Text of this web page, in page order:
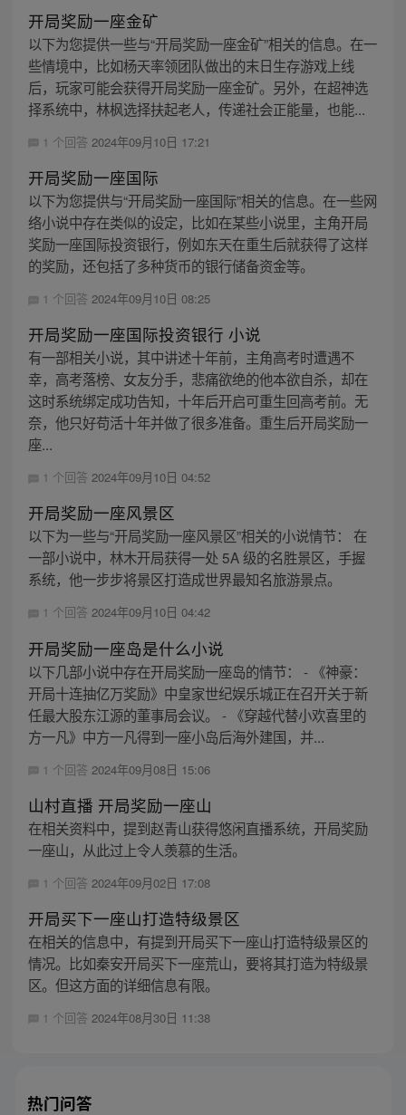
开局奖励一座金矿
以下为您提供一些与“开局奖励一座金矿”相关的信息。在一
些情境中，比如杨天率领团队做出的末日生存游戏上线
后，玩家可能会获得开局奖励一座金矿。另外，在超神选
择系统中，林枫选择扶起老人，传递社会正能量，也能...
1 个回答 2024年09月10日 17:21
开局奖励一座国际
以下为您提供与“开局奖励一座国际”相关的信息。在一些网
络小说中存在类似的设定，比如在某些小说里，主角开局
奖励一座国际投资银行，例如东天在重生后就获得了这样
的奖励，还包括了多种货币的银行储备资金等。
1 个回答 2024年09月10日 08:25
开局奖励一座国际投资银行 小说
有一部相关小说，其中讲述十年前，主角高考时遭遇不
幸，高考落榜、女友分手，悲痛欲绝的他本欲自杀，却在
这时系统绑定成功告知，十年后开启可重生回高考前。无
奈，他只好苟活十年并做了很多准备。重生后开局奖励一
座...
1 个回答 2024年09月10日 04:52
开局奖励一座风景区
以下为一些与“开局奖励一座风景区”相关的小说情节： 在
一部小说中，林木开局获得一处 5A 级的名胜景区，手握
系统，他一步步将景区打造成世界最知名旅游景点。
1 个回答 2024年09月10日 04:42
开局奖励一座岛是什么小说
以下几部小说中存在开局奖励一座岛的情节： - 《神豪：
开局十连抽亿万奖励》中皇家世纪娱乐城正在召开关于新
任最大股东江源的董事局会议。 - 《穿越代替小欢喜里的
方一凡》中方一凡得到一座小岛后海外建国，并...
1 个回答 2024年09月08日 15:06
山村直播 开局奖励一座山
在相关资料中，提到赵青山获得悠闲直播系统，开局奖励
一座山，从此过上令人羡慕的生活。
1 个回答 2024年09月02日 17:08
开局买下一座山打造特级景区
在相关的信息中，有提到开局买下一座山打造特级景区的
情况。比如秦安开局买下一座荒山，要将其打造为特级景
区。但这方面的详细信息有限。
1 个回答 2024年08月30日 11:38
热门问答